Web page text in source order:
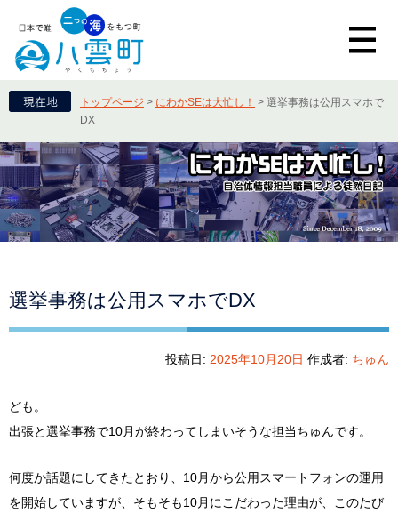
トップページ > にわかSEは大忙し！ > 選挙事務は公用スマホで
DX
選挙事務は公用スマホでDX
投稿日: 2025年10月20日 作成者: ちゅん
ども。
出張と選挙事務で10月が終わってしまいそうな担当ちゅんです。
何度か話題にしてきたとおり、10月から公用スマートフォンの運用
を開始していますが、そもそも10月にこだわった理由が、このたび